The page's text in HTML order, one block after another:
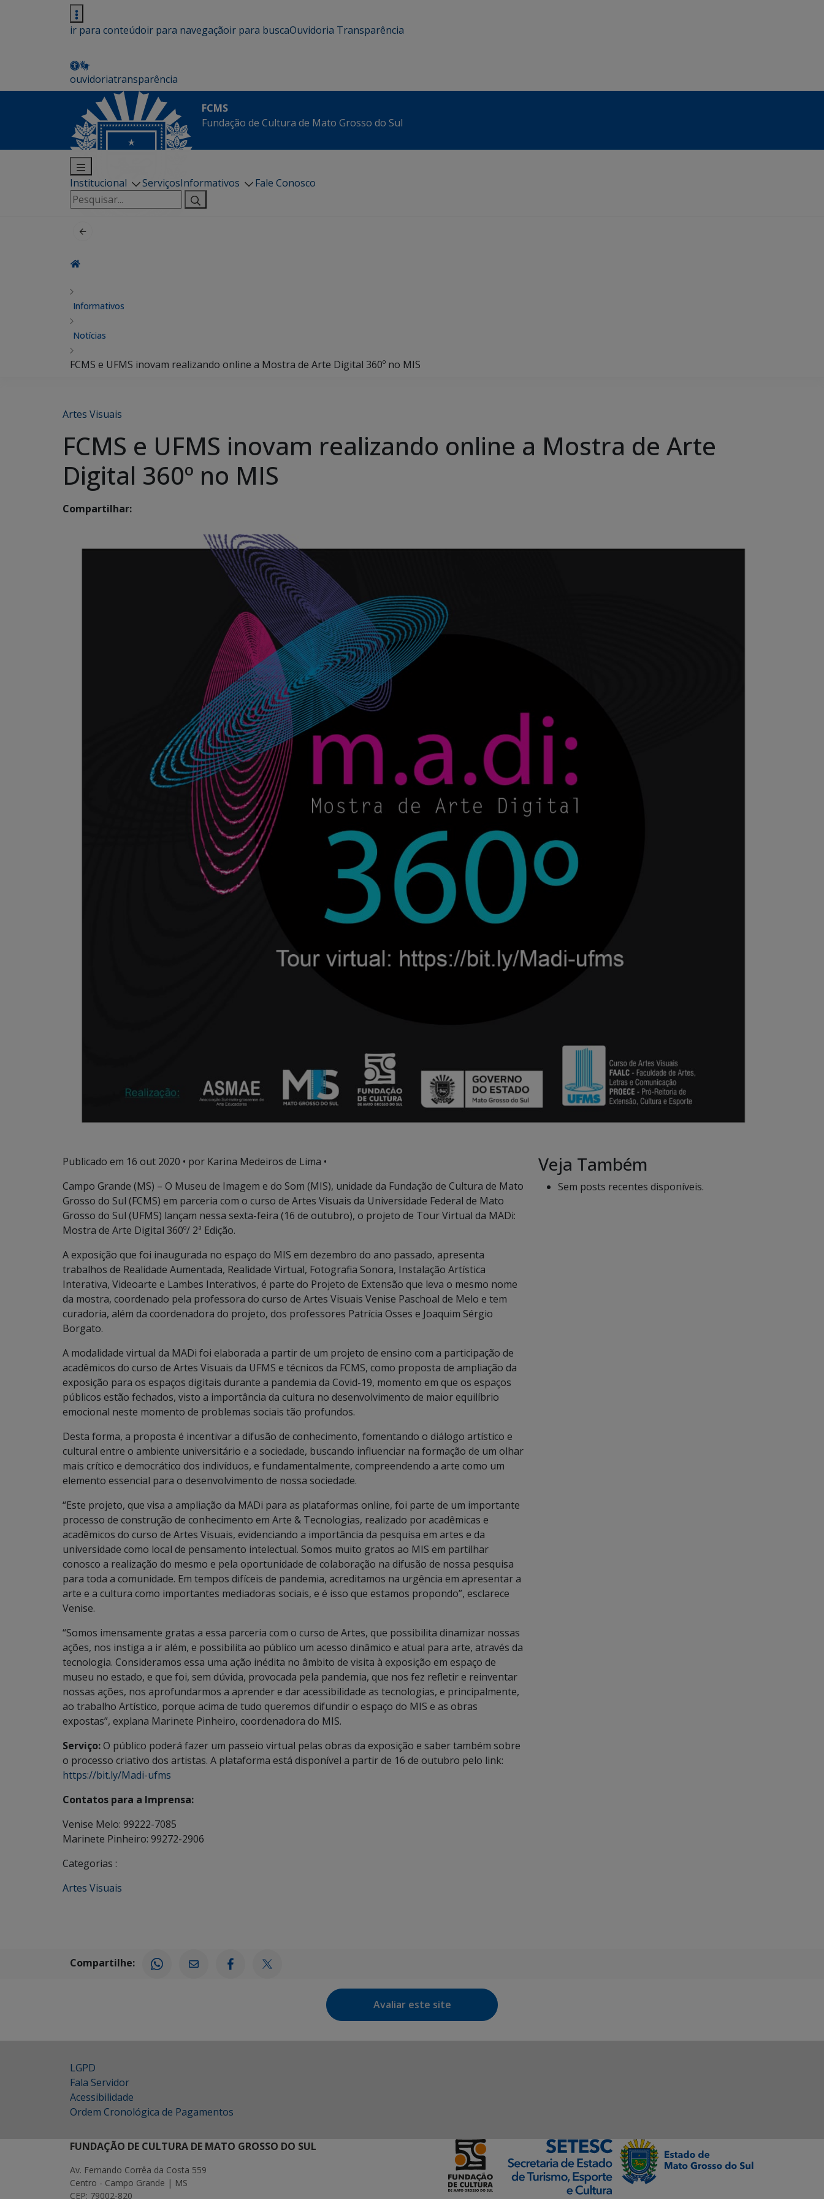
ir para conteúdoir para navegaçãoir para buscaOuvidoria Transparência
ouvidoriatransparência
FCMS
Fundação de Cultura de Mato Grosso do Sul
Institucional ServiçosInformativos
Fale Conosco
Pesquisar
por:
Informativos
Notícias
FCMS e UFMS inovam realizando online a Mostra de Arte Digital 360º no MIS
Artes Visuais
FCMS e UFMS inovam realizando online a Mostra de Arte
Digital 360º no MIS
Compartilhar:
Publicado em 16 out 2020 • por Karina Medeiros de Lima •
Campo Grande (MS) – O Museu de Imagem e do Som (MIS), unidade da Fundação de Cultura de Mato
Grosso do Sul (FCMS) em parceria com o curso de Artes Visuais da Universidade Federal de Mato
Grosso do Sul (UFMS) lançam nessa sexta-feira (16 de outubro), o projeto de Tour Virtual da MADi:
Mostra de Arte Digital 360º/ 2ª Edição.
A exposição que foi inaugurada no espaço do MIS em dezembro do ano passado, apresenta
trabalhos de Realidade Aumentada, Realidade Virtual, Fotografia Sonora, Instalação Artística
Interativa, Videoarte e Lambes Interativos, é parte do Projeto de Extensão que leva o mesmo nome
da mostra, coordenado pela professora do curso de Artes Visuais Venise Paschoal de Melo e tem
curadoria, além da coordenadora do projeto, dos professores Patrícia Osses e Joaquim Sérgio
Borgato.
A modalidade virtual da MADi foi elaborada a partir de um projeto de ensino com a participação de
acadêmicos do curso de Artes Visuais da UFMS e técnicos da FCMS, como proposta de ampliação da
exposição para os espaços digitais durante a pandemia da Covid-19, momento em que os espaços
públicos estão fechados, visto a importância da cultura no desenvolvimento de maior equilíbrio
emocional neste momento de problemas sociais tão profundos.
Desta forma, a proposta é incentivar a difusão de conhecimento, fomentando o diálogo artístico e
cultural entre o ambiente universitário e a sociedade, buscando influenciar na formação de um olhar
mais crítico e democrático dos indivíduos, e fundamentalmente, compreendendo a arte como um
elemento essencial para o desenvolvimento de nossa sociedade.
“Este projeto, que visa a ampliação da MADi para as plataformas online, foi parte de um importante
processo de construção de conhecimento em Arte & Tecnologias, realizado por acadêmicas e
acadêmicos do curso de Artes Visuais, evidenciando a importância da pesquisa em artes e da
universidade como local de pensamento intelectual. Somos muito gratos ao MIS em partilhar
conosco a realização do mesmo e pela oportunidade de colaboração na difusão de nossa pesquisa
para toda a comunidade. Em tempos difíceis de pandemia, acreditamos na urgência em apresentar a
arte e a cultura como importantes mediadoras sociais, e é isso que estamos propondo”, esclarece
Venise.
“Somos imensamente gratas a essa parceria com o curso de Artes, que possibilita dinamizar nossas
ações, nos instiga a ir além, e possibilita ao público um acesso dinâmico e atual para arte, através da
tecnologia. Consideramos essa uma ação inédita no âmbito de visita à exposição em espaço de
museu no estado, e que foi, sem dúvida, provocada pela pandemia, que nos fez refletir e reinventar
nossas ações, nos aprofundarmos a aprender e dar acessibilidade as tecnologias, e principalmente,
ao trabalho Artístico, porque acima de tudo queremos difundir o espaço do MIS e as obras
expostas”, explana Marinete Pinheiro, coordenadora do MIS.
Serviço:O público poderá fazer um passeio virtual pelas obras da exposição e saber também sobre
o processo criativo dos artistas. A plataforma está disponível a partir de 16 de outubro pelo link:
https://bit.ly/Madi-ufms
Contatos para a Imprensa:
Venise Melo: 99222-7085
Marinete Pinheiro: 99272-2906
Categorias :
Artes Visuais
Veja Também
Sem posts recentes disponíveis.
Compartilhe:
Avaliar este site
LGPD
Fala Servidor
Acessibilidade
Ordem Cronológica de Pagamentos
FUNDAÇÃO DE CULTURA DE MATO GROSSO DO SUL
Av. Fernando Corrêa da Costa 559
Centro - Campo Grande | MS
CEP: 79002-820